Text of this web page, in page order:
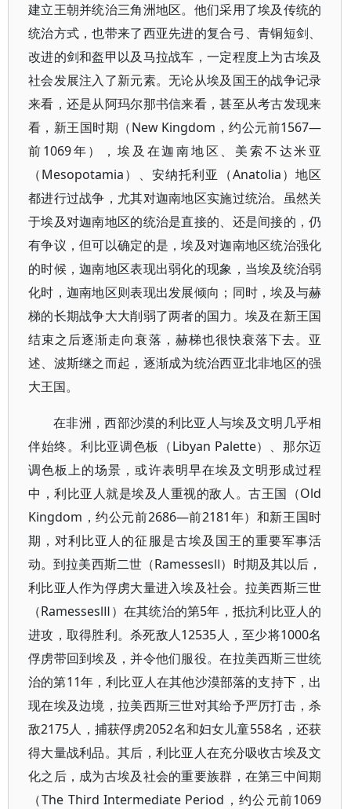
建立王朝并统治三角洲地区。他们采用了埃及传统的
统治方式，也带来了西亚先进的复合弓、青铜短剑、
改进的剑和盔甲以及马拉战车，一定程度上为古埃及
社会发展注入了新元素。无论从埃及国王的战争记录
来看，还是从阿玛尔那书信来看，甚至从考古发现来
看，新王国时期（New Kingdom，约公元前1567—
前1069年），埃及在迦南地区、美索不达米亚
（Mesopotamia）、安纳托利亚（Anatolia）地区
都进行过战争，尤其对迦南地区实施过统治。虽然关
于埃及对迦南地区的统治是直接的、还是间接的，仍
有争议，但可以确定的是，埃及对迦南地区统治强化
的时候，迦南地区表现出弱化的现象，当埃及统治弱
化时，迦南地区则表现出发展倾向；同时，埃及与赫
梯的长期战争大大削弱了两者的国力。埃及在新王国
结束之后逐渐走向衰落，赫梯也很快衰落下去。亚
述、波斯继之而起，逐渐成为统治西亚北非地区的强
大王国。
在非洲，西部沙漠的利比亚人与埃及文明几乎相
伴始终。利比亚调色板（Libyan Palette）、那尔迈
调色板上的场景，或许表明早在埃及文明形成过程
中，利比亚人就是埃及人重视的敌人。古王国（Old
Kingdom，约公元前2686—前2181年）和新王国时
期，对利比亚人的征服是古埃及国王的重要军事活
动。到拉美西斯二世（RamessesⅡ）时期及其以后，
利比亚人作为俘虏大量进入埃及社会。拉美西斯三世
（RamessesⅢ）在其统治的第5年，抵抗利比亚人的
进攻，取得胜利。杀死敌人12535人，至少将1000名
俘虏带回到埃及，并令他们服役。在拉美西斯三世统
治的第11年，利比亚人在其他沙漠部落的支持下，出
现在埃及边境，拉美西斯三世对其给予严厉打击，杀
敌2175人，捕获俘虏2052名和妇女儿童558名，还获
得大量战利品。其后，利比亚人在充分吸收古埃及文
化之后，成为古埃及社会的重要族群，在第三中间期
（The Third Intermediate Period，约公元前1069